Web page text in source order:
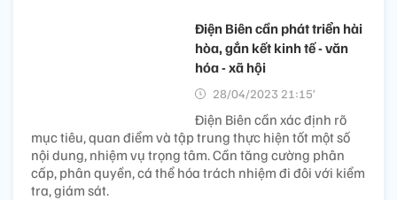
Điện Biên cần phát triển hài
hòa, gắn kết kinh tế - văn
hóa - xã hội
28/04/2023 21:15’
Điện Biên cần xác định rõ
mục tiêu, quan điểm và tập trung thực hiện tốt một số
nội dung, nhiệm vụ trọng tâm. Cần tăng cường phân
cấp, phân quyền, cá thể hóa trách nhiệm đi đôi với kiểm
tra, giám sát.